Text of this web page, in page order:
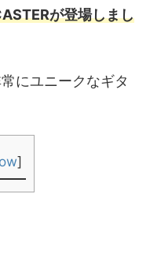
が登場しまし
にユニークなギタ
]